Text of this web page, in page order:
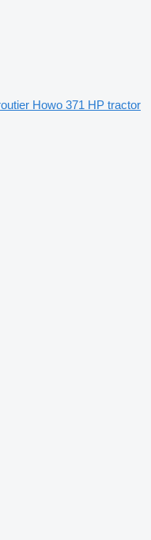
Howo 371 HP tractor